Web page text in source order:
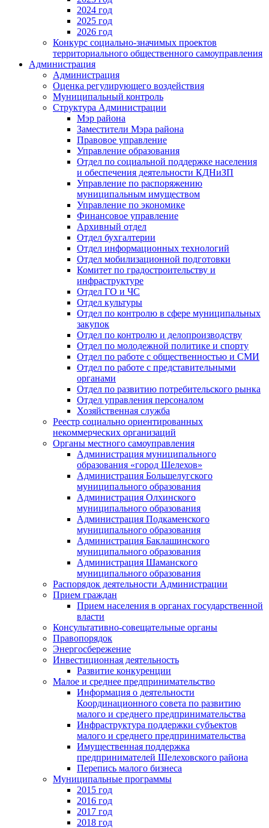
2024 год
2025 год
2026 год
Конкурс социально-значимых проектов
территориального общественного самоуправления
Администрация
Администрация
Оценка регулирующего воздействия
Муниципальный контроль
Структура Администрации
Мэр района
Заместители Мэра района
Правовое управление
Управление образования
Отдел по социальной поддержке населения
и обеспечения деятельности КДНиЗП
Управление по распоряжению
муниципальным имуществом
Управление по экономике
Финансовое управление
Архивный отдел
Отдел бухгалтерии
Отдел информационных технологий
Отдел мобилизационной подготовки
Комитет по градостроительству и
инфраструктуре
Отдел ГО и ЧС
Отдел культуры
Отдел по контролю в сфере муниципальных
закупок
Отдел по контролю и делопроизводству
Отдел по молодежной политике и спорту
Отдел по работе с общественностью и СМИ
Отдел по работе с представительными
органами
Отдел по развитию потребительского рынка
Отдел управления персоналом
Хозяйственная служба
Реестр социально ориентированных
некоммерческих организаций
Органы местного самоуправления
Администрация муниципального
образования «город Шелехов»
Администрация Большелугского
муниципального образования
Администрация Олхинского
муниципального образования
Администрация Подкаменского
муниципального образования
Администрация Баклашинского
муниципального образования
Администрация Шаманского
муниципального образования
Распорядок деятельности Администрации
Прием граждан
Прием населения в органах государственной
власти
Консультативно-совещательные органы
Правопорядок
Энергосбережение
Инвестиционная деятельность
Развитие конкуренции
Малое и среднее предпринимательство
Информация о деятельности
Координационного совета по развитию
малого и среднего предпринимательства
Инфраструктура поддержки субъектов
малого и среднего предпринимательства
Имущественная поддержка
предпринимателей Шелеховского района
Перепись малого бизнеса
Муниципальные программы
2015 год
2016 год
2017 год
2018 год